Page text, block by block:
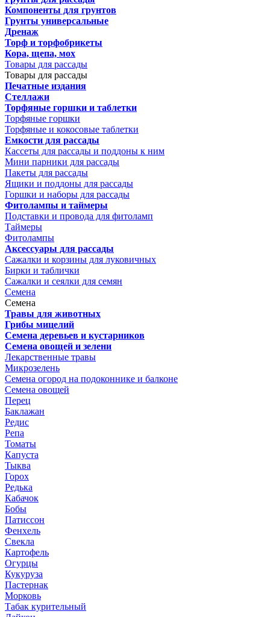
Компоненты для грунтов
Грунты универсальные
Дренаж
Торф и торфобрикеты
Кора, щепа, мох
Товары для рассады
Товары для рассады
Печатные издания
Стеллажи
Торфяные горшки и таблетки
Торфяные горшки
Торфяные и кокосовые таблетки
Емкости для рассады
Кассеты для рассады и поддоны к ним
Мини парники для рассады
Пакеты для рассады
Ящики и поддоны для рассады
Горшки и наборы для рассады
Фитолампы и таймеры
Подставки и провода для фитоламп
Таймеры
Фитолампы
Аксессуары для рассады
Сажалки и корзины для луковичных
Бирки и таблички
Сажалки и сеялки для семян
Семена
Семена
Травы для животных
Грибы мицелий
Семена деревьев и кустарников
Семена овощей и зелени
Лекарственные травы
Микрозелень
Семена огород на подоконнике и балконе
Семена овощей
Перец
Баклажан
Редис
Репа
Томаты
Капуста
Тыква
Горох
Редька
Кабачок
Бобы
Патиссон
Фенхель
Свекла
Картофель
Огурцы
Кукуруза
Пастернак
Морковь
Табак курительный